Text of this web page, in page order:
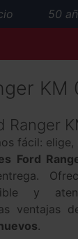
50
KM
Ranger
fácil:
Ford
y
ventajas
.